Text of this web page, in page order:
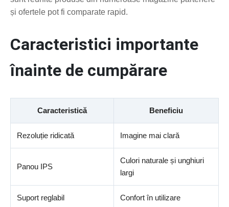
și ofertele pot fi comparate rapid.
Caracteristici importante
înainte de cumpărare
Caracteristică Beneficiu
Rezoluție ridicată Imagine mai clară
Panou IPS
Culori naturale și unghiuri
largi
Suport reglabil Confort în utilizare